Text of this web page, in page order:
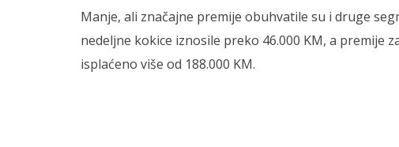
Manje, ali značajne premije obuhvatile su i druge
nedeljne kokice iznosile preko 46.000 KM, a premije
isplaćeno više od 188.000 KM.